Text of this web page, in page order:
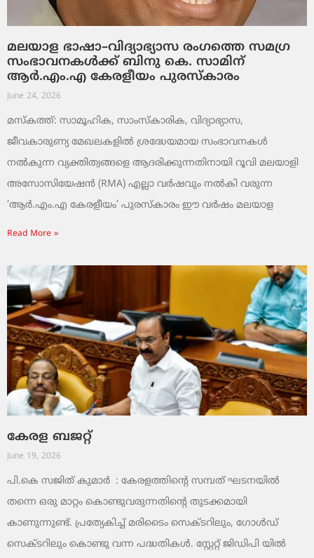
മലയാള ഭാഷാ–വിദ്യാഭ്യാസ രംഗത്തെ സമഗ്ര
സംഭാവനകൾക്ക് ബിനു കെ. സാമിന്
ആർ.എം.എ കേരളീയം പുരസ്‌കാരം
June 24, 2026
മസ്കത്ത്: സാമൂഹിക, സാംസ്‌കാരിക, വിദ്യാഭ്യാസ,
ജീവകാരുണ്യ മേഖലകളിൽ ശ്രദ്ധേയമായ സംഭാവനകൾ
നൽകുന്ന വ്യക്തിത്വങ്ങളെ ആദരിക്കുന്നതിനായി റൂവി മലയാളി
അസോസിയേഷൻ (RMA) എല്ലാ വർഷവും നൽകി വരുന്ന
‘ആർ.എം.എ കേരളീയം’ പുരസ്‌കാരം ഈ വർഷം മലയാള
Read More »
കേരള ബജറ്റ്
June 19, 2026
പി.കെ സജിത് കുമാര്‍ : കേരളത്തിന്റെ സമ്പത് ഘടനയിൽ
തന്നെ ഒരു മാറ്റം കൊണ്ടുവരുന്നതിന്റെ തുടക്കമായി
കാണുന്നുണ്ട്. പ്രത്യേകിച്ച് മരിടൈം സെക്ടറിലും, ഗോൾഡ്
സെക്ടറിലും കൊണ്ടു വന്ന പദ്ധതികൾ. സ്റ്റേറ്റ് ജിഡിപി യിൽ